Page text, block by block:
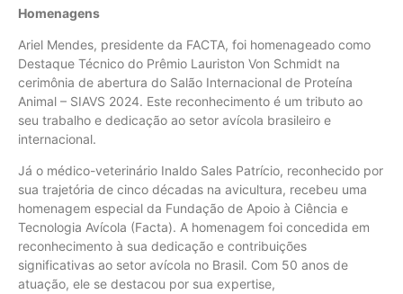
Homenagens
Ariel Mendes, presidente da FACTA, foi homenageado como
Destaque Técnico do Prêmio Lauriston Von Schmidt na
cerimônia de abertura do Salão Internacional de Proteína
Animal – SIAVS 2024. Este reconhecimento é um tributo ao
seu trabalho e dedicação ao setor avícola brasileiro e
internacional.
Já o médico-veterinário Inaldo Sales Patrício, reconhecido por
sua trajetória de cinco décadas na avicultura, recebeu uma
homenagem especial da Fundação de Apoio à Ciência e
Tecnologia Avícola (Facta). A homenagem foi concedida em
reconhecimento à sua dedicação e contribuições
significativas ao setor avícola no Brasil. Com 50 anos de
atuação, ele se destacou por sua expertise,